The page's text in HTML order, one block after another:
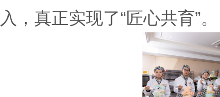
入，真正实现了“匠心共育”。